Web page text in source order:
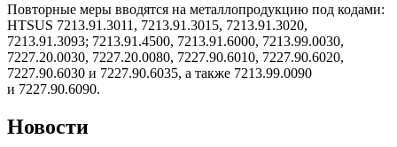
Повторные меры вводятся на металлопродукцию под кодами:
HTSUS 7213.91.3011, 7213.91.3015, 7213.91.3020,
7213.91.3093; 7213.91.4500, 7213.91.6000, 7213.99.0030,
7227.20.0030, 7227.20.0080, 7227.90.6010, 7227.90.6020,
7227.90.6030 и 7227.90.6035, а также 7213.99.0090
и 7227.90.6090.
Новости